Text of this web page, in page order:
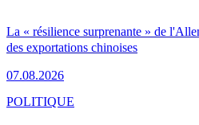
La « résilience surprenante » de
des exportations chinoises
07.08.2026
POLITIQUE